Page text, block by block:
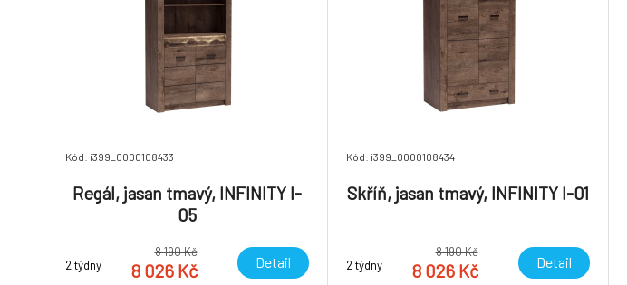
Kód: i399_0000108433
Regál, jasan tmavý, INFINITY I-
05
2 týdny
8 190 Kč
8 026 Kč Detail
Kód: i399_0000108434
Skříň, jasan tmavý, INFINITY I-01
2 týdny
8 190 Kč
8 026 Kč Detail